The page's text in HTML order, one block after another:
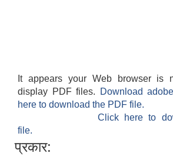
It appears your Web browser is
display PDF files.
Download
here to download the PDF file.
Click here to
file.
प्रकार: